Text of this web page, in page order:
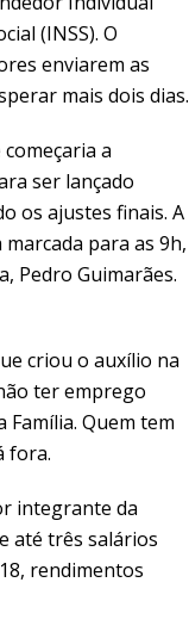
(INSS). O
enviarem as
mais dois dias.
a
ser lançado
os ajustes finais. A
para as 9h,
Pedro Guimarães.
criou o auxílio na
ter emprego
Quem tem
fora.
integrante da
até três salários
rendimentos